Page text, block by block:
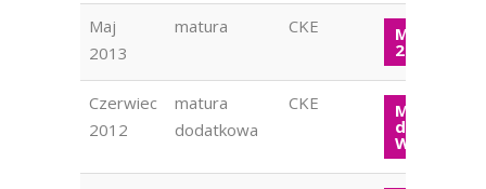
Maj
2013
matura CKE Matura
2013
Czerwiec
2012
matura
dodatkowa
CKE Matura
WOS 2012